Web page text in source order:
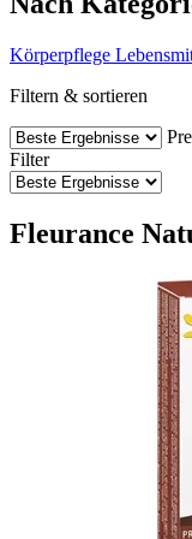
Körperpflege
Filtern & sortieren
Filter
Fleurance